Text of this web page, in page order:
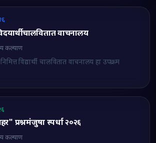
चालवितात वाचनालय
कल्याण
विद्यार्थी चालवितात वाचनालय हा उपक्रम
प्रश्नमंजुषा स्पर्धा २०२६
कल्याण